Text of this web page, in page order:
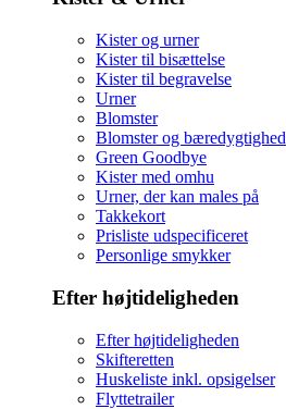
Kister og urner
Kister til bisættelse
Kister til begravelse
Urner
Blomster
Blomster og bæredygtighed
Green Goodbye
Kister med omhu
Urner, der kan males på
Takkekort
Prisliste udspecificeret
Personlige smykker
Efter højtideligheden
Efter højtideligheden
Skifteretten
Huskeliste inkl. opsigelser
Flyttetrailer